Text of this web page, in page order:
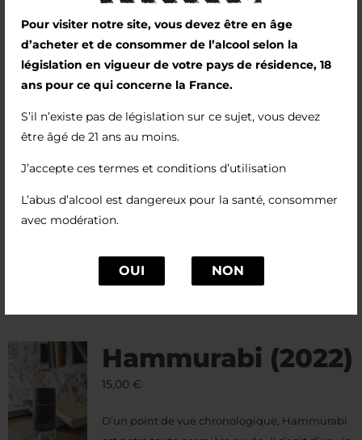
Pour visiter notre site, vous devez être en âge
d’acheter et de consommer de l’alcool selon la
législation en vigueur de votre pays de résidence, 18
ans pour ce qui concerne la France.
S’il n’existe pas de législation sur ce sujet, vous devez
être âgé de 21 ans au moins.
J’accepte ces termes et conditions d’utilisation
L’abus d’alcool est dangereux pour la santé, consommer
avec modération.
OUI NON
sélectionnées pour leur capacité à révéler les
vins sans les écraser.
Voilà aujourd’hui le résultat de ce travail, avec
un vin élégant qui développe une palette
soutenue par des notes épicées. Le corps
présente des notes boisées harmonieuses.
Ce vin s’apprécie déjà aujourd’hui, mais si vous
en avez la patience, il saura encore développer
de nouveaux arômes dans quelques années.
Hammurabi (2022)
15,00 €
D’un point de vue chronologique, Hammurabi